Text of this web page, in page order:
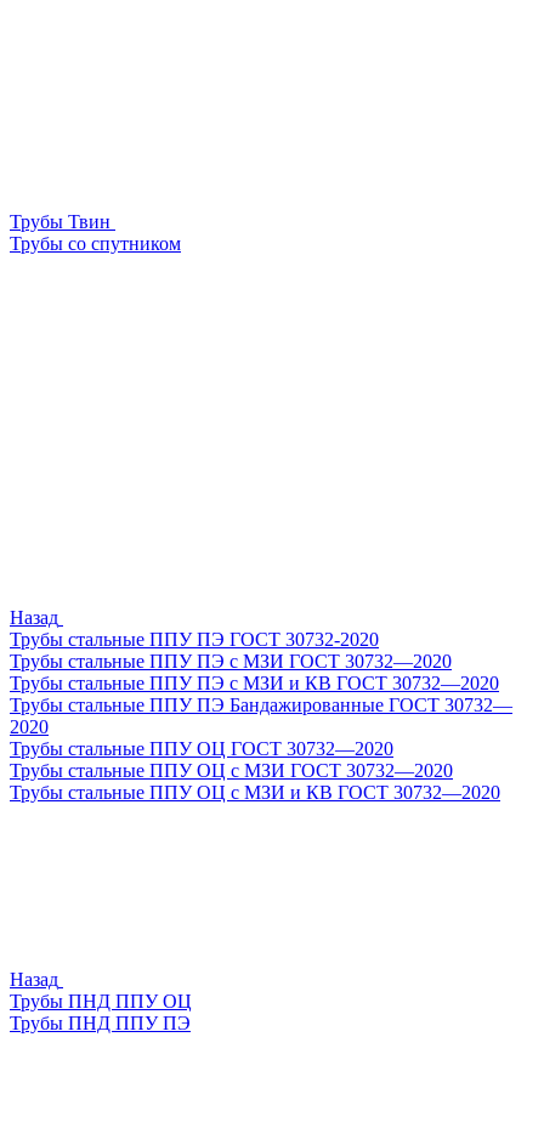
Трубы Твин
Трубы со спутником
Назад
Трубы стальные ППУ ПЭ ГОСТ 30732-2020
Трубы стальные ППУ ПЭ с МЗИ ГОСТ 30732—2020
Трубы стальные ППУ ПЭ с МЗИ и КВ ГОСТ 30732—2020
Трубы стальные ППУ ПЭ Бандажированные ГОСТ 30732—
2020
Трубы стальные ППУ ОЦ ГОСТ 30732—2020
Трубы стальные ППУ ОЦ с МЗИ ГОСТ 30732—2020
Трубы стальные ППУ ОЦ с МЗИ и КВ ГОСТ 30732—2020
Назад
Трубы ПНД ППУ ОЦ
Трубы ПНД ППУ ПЭ